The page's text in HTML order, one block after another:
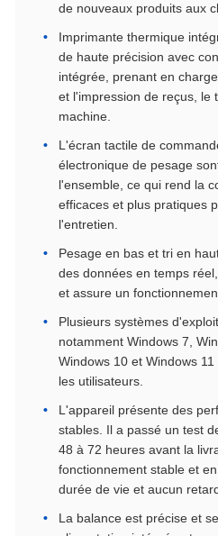
de nouveaux produits aux
Imprimante thermique
de haute précision avec
intégrée, prenant en
et l'impression de reçus, le
machine.
L'écran tactile de
électronique de pesage
l'ensemble, ce qui rend la
efficaces et plus pratiques
l'entretien.
Pesage en bas et tri en
des données en temps
et assure un
Plusieurs systèmes
notamment Windows 7,
Windows 10 et Windows
les utilisateurs.
L'appareil présente des
stables. Il a passé un test
48 à 72 heures avant la
fonctionnement stable et
durée de vie et aucun
La balance est précise et